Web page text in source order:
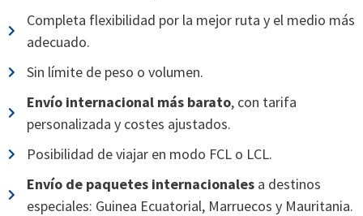
Completa flexibilidad por la mejor ruta y el medio más
adecuado.
Sin límite de peso o volumen.
Envío internacional más barato, con tarifa
personalizada y costes ajustados.
Posibilidad de viajar en modo FCL o LCL.
Envío de paquetes internacionalesa destinos
especiales: Guinea Ecuatorial, Marruecos y Mauritania.